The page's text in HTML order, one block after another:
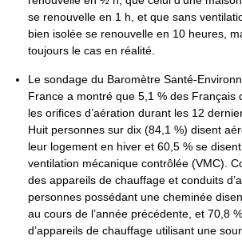
se renouvelle en 1 h, et que sans
bien isolée se renouvelle en 10 heures,
toujours le cas en réalité.
Le sondage du Baromètre Santé-
France a montré que 5,1 % des Français
les orifices d’aération durant les 12
Huit personnes sur dix (84,1 %) disent
leur logement en hiver et 60,5 % se
ventilation mécanique contrôlée (VMC).
des appareils de chauffage et conduits
personnes possédant une cheminée
au cours de l’année précédente, et 70,8
d’appareils de chauffage utilisant une